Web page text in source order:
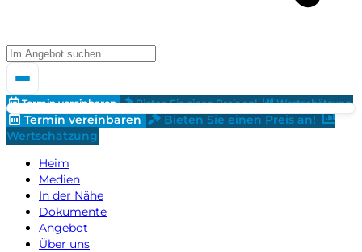
Termin vereinbaren Bieten Sie einen Preis an! Wertschätzung
Termin vereinbaren
Bieten Sie einen Preis an!
Wertschätzung
Heim
Medien
In der Nähe
Dokumente
Angebot
Über uns